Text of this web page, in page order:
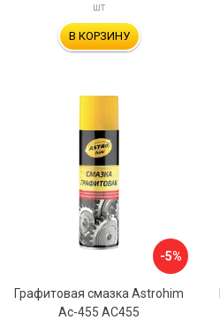
шт
В КОРЗИНУ
-5%
Графитовая смазка Astrohim
Ас-455 AC455